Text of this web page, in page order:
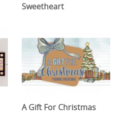
Sweetheart
A Gift For Christmas